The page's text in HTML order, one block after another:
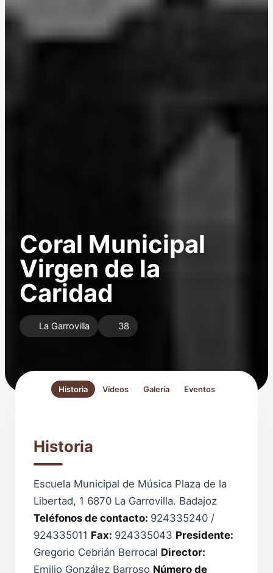
Coral Municipal
Virgen de la
Caridad
La Garrovilla 38
Historia Vídeos Galería Eventos
Historia
Escuela Municipal de Música Plaza de la
Libertad, 1 6870 La Garrovilla. Badajoz
Teléfonos de contacto: 924335240 /
924335011 Fax: 924335043 Presidente:
Gregorio Cebrián Berrocal Director:
Emilio González Barroso Número de